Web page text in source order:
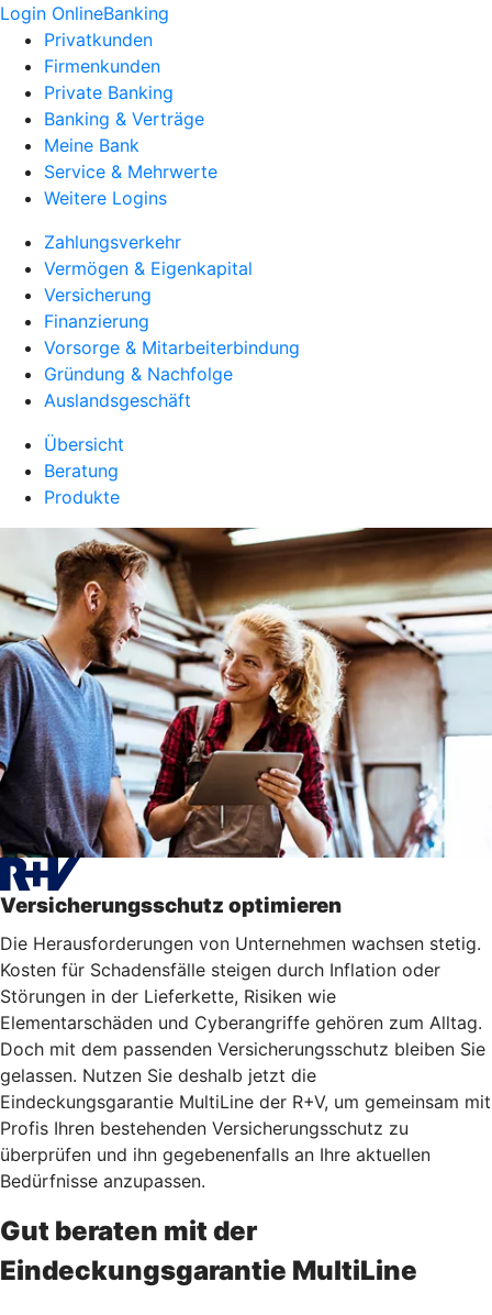
Login OnlineBanking
Privatkunden
Firmenkunden
Private Banking
Banking & Verträge
Meine Bank
Service & Mehrwerte
Weitere Logins
Zahlungsverkehr
Vermögen & Eigenkapital
Versicherung
Finanzierung
Vorsorge & Mitarbeiterbindung
Gründung & Nachfolge
Auslandsgeschäft
Übersicht
Beratung
Produkte
Versicherungsschutz optimieren
Die Herausforderungen von Unternehmen wachsen stetig.
Kosten für Schadensfälle steigen durch Inflation oder
Störungen in der Lieferkette, Risiken wie
Elementarschäden und Cyberangriffe gehören zum Alltag.
Doch mit dem passenden Versicherungsschutz bleiben Sie
gelassen. Nutzen Sie deshalb jetzt die
Eindeckungsgarantie MultiLine der R+V, um gemeinsam mit
Profis Ihren bestehenden Versicherungsschutz zu
überprüfen und ihn gegebenenfalls an Ihre aktuellen
Bedürfnisse anzupassen.
Gut beraten mit der
Eindeckungsgarantie MultiLine